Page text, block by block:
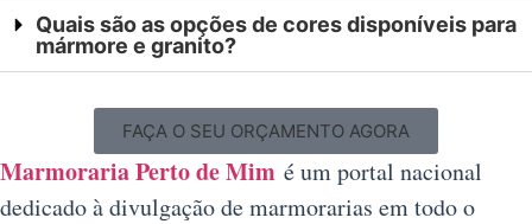
Quais são as opções de cores disponíveis para
mármore e granito?
FAÇA O SEU ORÇAMENTO AGORA
Marmoraria Perto de Mim é um portal nacional
dedicado à divulgação de marmorarias em todo o